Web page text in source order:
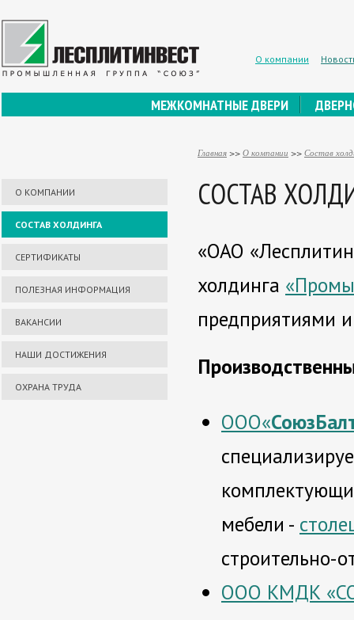
О компании
МЕЖКОМНАТНЫЕ ДВЕРИ
Главная >> О компании >> Состав
О КОМПАНИИ
СОСТАВ ХОЛДИНГА
СЕРТИФИКАТЫ
ПОЛЕЗНАЯ ИНФОРМАЦИЯ
ВАКАНСИИ
НАШИ ДОСТИЖЕНИЯ
ОХРАНА ТРУДА
СОСТАВ
«ОАО
холдинга
предприятиями
ООО«
мебели -
строительно-
ООО КМДК